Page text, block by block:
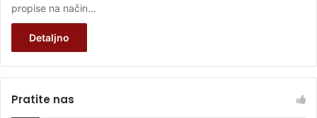
propise na način…
Detaljno
Pratite nas